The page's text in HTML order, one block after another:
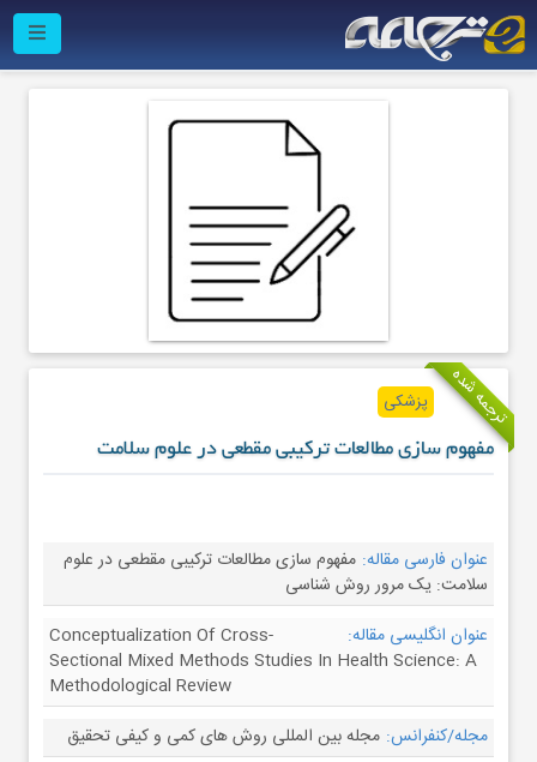
ترجمه شده پزشکی
مفهوم سازی مطالعات ترکیبی مقطعی در علوم سلامت
عنوان فارسی مقاله: مفهوم سازی مطالعات ترکیبی مقطعی در علوم
سلامت: یک مرور روش شناسی
عنوان انگلیسی مقاله:
Conceptualization Of Cross-
Sectional Mixed Methods Studies In Health Science: A
Methodological Review
مجله/کنفرانس: مجله بین المللی روش های کمی و کیفی تحقیق